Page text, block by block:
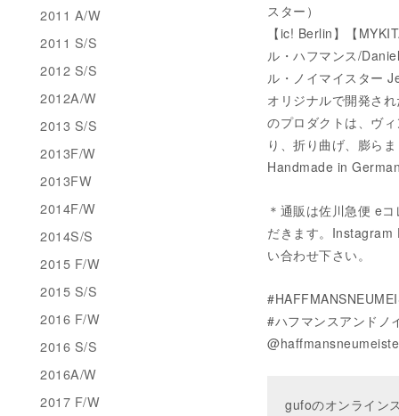
スター）
【ic! Berlin】【
ル・ハフマンス/
ル・ノイマイスター
オリジナルで開発さ
のプロダクトは、ヴ
り、折り曲げ、膨ら
Handmade in
＊通販は佐川急便 e
だきます。
い合わせ下さい。
#ハフマンスアンドノ
gufoのオンライン
2011 A/W
2011 S/S
2012 S/S
2012A/W
2013 S/S
2013F/W
2013FW
2014F/W
2014S/S
2015 F/W
2015 S/S
2016 F/W
2016 S/S
2016A/W
2017 F/W